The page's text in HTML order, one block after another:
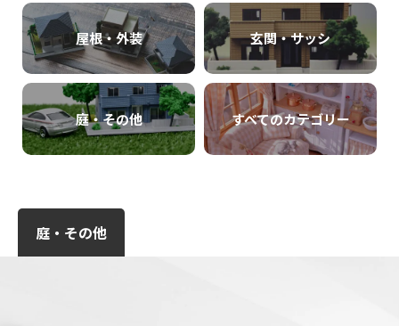
屋根・外装 玄関・サッシ
庭・その他 すべてのカテゴリー
庭・その他